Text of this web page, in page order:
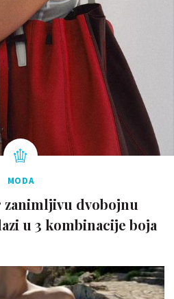
MODA
zanimljivu dvobojnu
u 3 kombinacije boja